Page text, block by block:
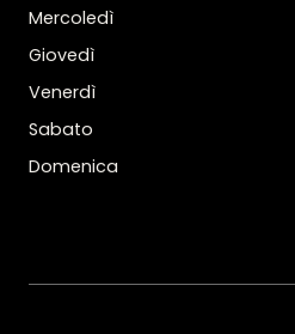
Mercoledì
Giovedì
Venerdì
Sabato
Domenica